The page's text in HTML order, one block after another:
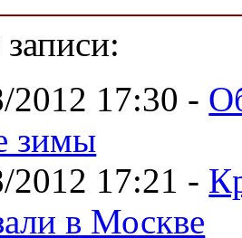
2012 17:30 -
зимы
2012 17:21 -
в Москве